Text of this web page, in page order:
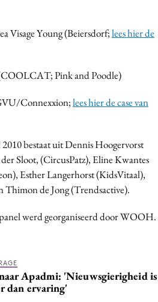
Visage Young (Beiersdorf;lees hier de
Pink and Poodle)
Connexxion;lees hier de case van
bestaat uit Dennis Hoogervorst
Sloot, (CircusPatz), Eline Kwantes
Esther Langerhorst (KidsVitaal),
Thimon de Jong (Trendsactive).
werd georganiseerd door WOOH.
Apadmi: 'Nieuwsgierigheid is
dan ervaring'